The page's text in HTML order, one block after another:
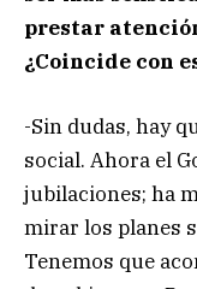
prestar
¿Coincide con
-Sin dudas, hay
social. Ahora el
jubilaciones; ha
mirar los planes
Tenemos que